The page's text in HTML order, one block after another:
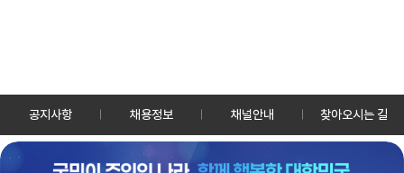
공지사항 채용정보 채널안내 찾아오시는 길
30128 세종특별자치시 정부2청사로 13 한국정책방송원 KTV